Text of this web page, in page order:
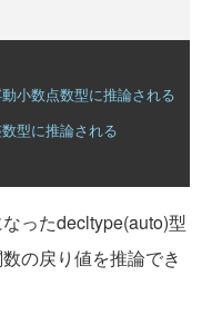
小数点数型に推論される
型に推論される
ったdecltype(auto)型
の戻り値を推論でき